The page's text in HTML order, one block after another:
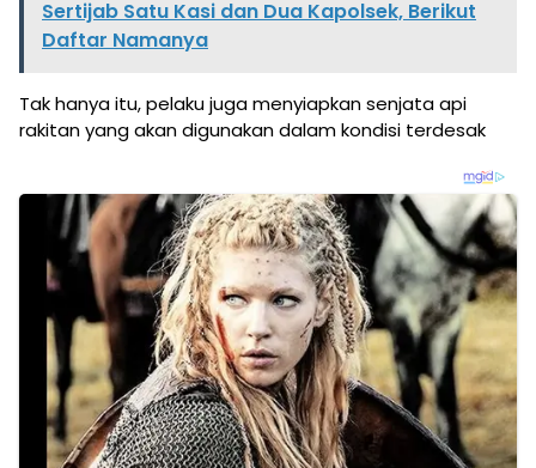
Sertijab Satu Kasi dan Dua Kapolsek, Berikut
Daftar Namanya
Tak hanya itu, pelaku juga menyiapkan senjata api
rakitan yang akan digunakan dalam kondisi terdesak